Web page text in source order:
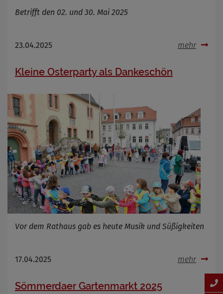
Betrifft den 02. und 30. Mai 2025
23.04.2025 mehr
Kleine Osterparty als Dankeschön
Vor dem Rathaus gab es heute Musik und Süßigkeiten
17.04.2025 mehr
Sömmerdaer Gartenmarkt 2025